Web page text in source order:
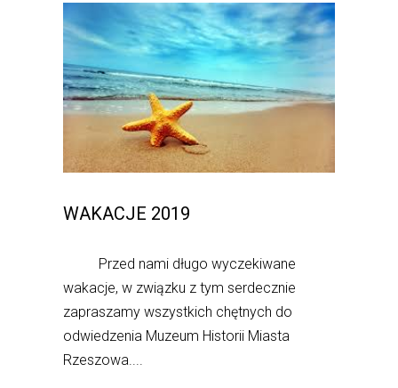
WAKACJE 2019
Przed nami długo wyczekiwane
wakacje, w związku z tym serdecznie
zapraszamy wszystkich chętnych do
odwiedzenia Muzeum Historii Miasta
Rzeszowa....